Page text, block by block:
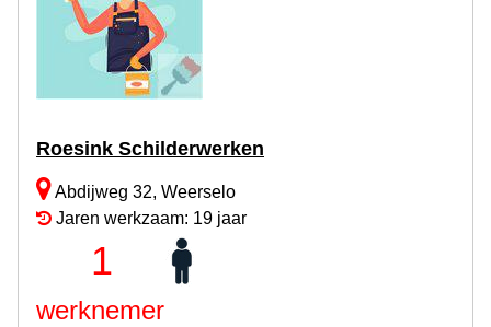
Roesink Schilderwerken
Abdijweg 32, Weerselo
Jaren werkzaam: 19 jaar
1
werknemer